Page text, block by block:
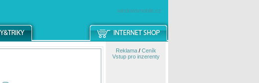
windowsmobile.cz
Reklama/ Ceník
Vstup pro inzerenty